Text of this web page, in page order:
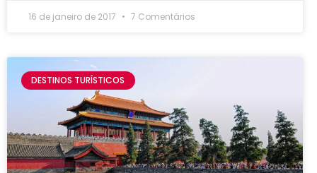
16 de janeiro de 2017 7 Comentários
DESTINOS TURÍSTICOS